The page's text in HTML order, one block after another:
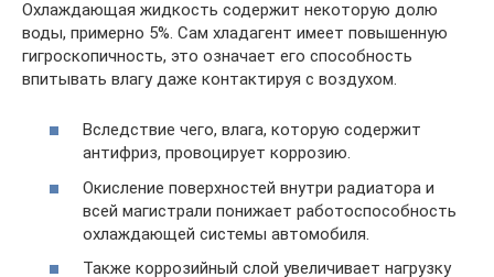
Охлаждающая жидкость содержит некоторую долю
воды, примерно 5%. Сам хладагент имеет повышенную
гигроскопичность, это означает его способность
впитывать влагу даже контактируя с воздухом.
Вследствие чего, влага, которую содержит
антифриз, провоцирует коррозию.
Окисление поверхностей внутри радиатора и
всей магистрали понижает работоспособность
охлаждающей системы автомобиля.
Также коррозийный слой увеличивает нагрузку